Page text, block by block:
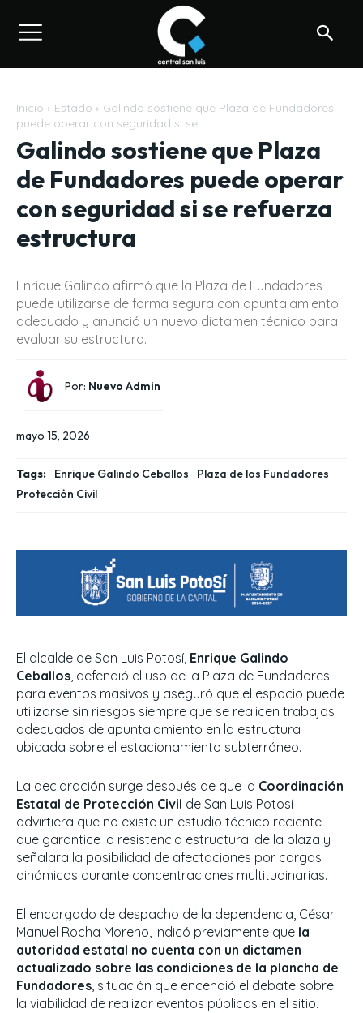
Inicio Estado
Galindo sostiene que Plaza de Fundadores
puede operar con seguridad si se...
Galindo sostiene que Plaza
de Fundadores puede operar
con seguridad si se refuerza
estructura
Enrique Galindo afirmó que la Plaza de Fundadores
puede utilizarse de forma segura con apuntalamiento
adecuado y anunció un nuevo dictamen técnico para
evaluar su estructura.
Por: Nuevo Admin
mayo 15, 2026
Tags: Enrique Galindo Ceballos
Plaza de los Fundadores
Protección Civil
El alcalde de San Luis Potosí, Enrique Galindo
Ceballos, defendió el uso de la Plaza de Fundadores
para eventos masivos y aseguró que el espacio puede
utilizarse sin riesgos siempre que se realicen trabajos
adecuados de apuntalamiento en la estructura
ubicada sobre el estacionamiento subterráneo.
La declaración surge después de que la Coordinación
Estatal de Protección Civil de San Luis Potosí
advirtiera que no existe un estudio técnico reciente
que garantice la resistencia estructural de la plaza y
señalara la posibilidad de afectaciones por cargas
dinámicas durante concentraciones multitudinarias.
El encargado de despacho de la dependencia, César
Manuel Rocha Moreno, indicó previamente que la
autoridad estatal no cuenta con un dictamen
actualizado sobre las condiciones de la plancha de
Fundadores, situación que encendió el debate sobre
la viabilidad de realizar eventos públicos en el sitio.